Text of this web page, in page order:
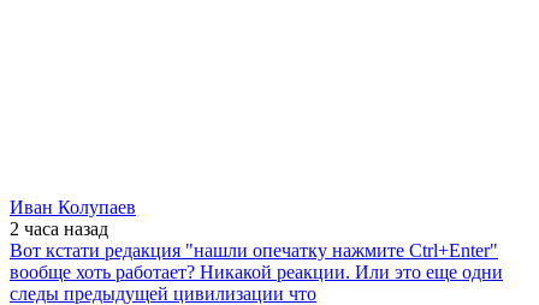
Иван Колупаев
2 часа назад
Вот кстати редакция "нашли опечатку нажмите Ctrl+Enter"
вообще хоть работает? Никакой реакции. Или это еще одни
следы предыдущей цивилизации что